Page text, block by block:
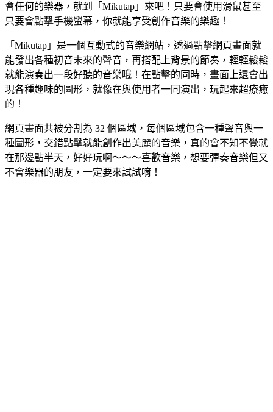
會任何的樂器，就到「Mikutap」來吧！只要會使用滑鼠甚至
只要會點擊手機螢幕，你就能享受創作音樂的樂趣！
「Mikutap」是一個互動式的音樂網站，透過點擊網頁畫面就
能發出各種初音未來的聲音，再搭配上背景的節奏，輕輕鬆鬆
就能演奏出一段好聽的音樂哦！在點擊的同時，畫面上還會出
現各種趣味的圖形，就像在與使用者一同演出，玩起來超療癒
的！
網頁畫面共被分割為 32 個區域，每個區域包含一種聲音與一
種圖形，交錯點擊就能創作出美麗的音樂，真的會不知不覺就
在那邊點半天，好好玩啊～～～喜歡音樂，想要彈奏音樂但又
不會樂器的朋友，一定要來試試唷！